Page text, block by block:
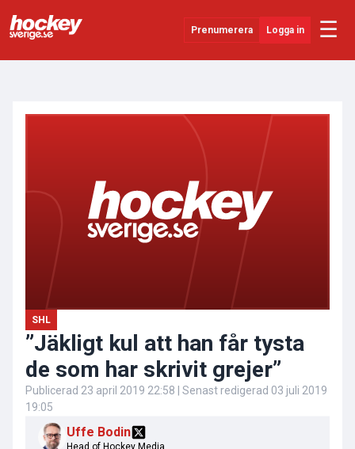
Prenumerera Logga in ☰
SHL
”Jäkligt kul att han får tysta
de som har skrivit grejer”
Publicerad 23 april 2019 22:58 | Senast redigerad 03 juli 2019
19:05
Uffe Bodin